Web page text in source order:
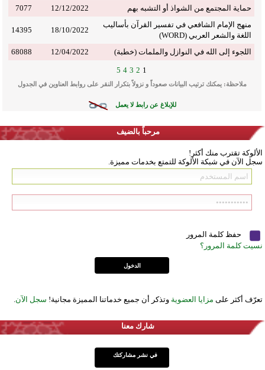
حماية المجتمع من الشواذ أو التشبه بهم
12/12/2022
7077
منهج الإمام الشافعي في تفسير القرآن بأساليب
اللغة والشعر العربي (WORD)
18/10/2022
14395
اللجوء إلى الله في النوازل والملمات (خطبة) 12/04/2022
68088
1
2
3
4
5
ملاحظة: يمكنك ترتيب البيانات صعوداً و نزولاً بتكرار النقر على روابط العناوين في الجدول
للإبلاغ عن رابط لا يعمل
مرحباً بالضيف
الألوكة تقترب منك أكثر!
سجل الآن في شبكة الألوكة للتمتع بخدمات مميزة.
حفظ كلمة المرور
نسيت كلمة المرور؟
تعرّف أكثر على مزايا العضوية وتذكر أن جميع خدماتنا المميزة مجانية! سجل الآن.
شارك معنا
في نشر مشاركتك